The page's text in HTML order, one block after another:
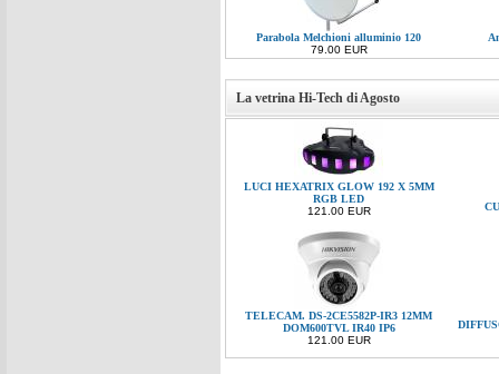
Parabola Melchioni alluminio 120
79.00 EUR
La vetrina Hi-Tech di Agosto
LUCI HEXATRIX GLOW 192 X 5MM
RGB LED
121.00 EUR
TELECAM. DS-2CE5582P-IR3 12MM
DOM600TVL IR40 IP6
121.00 EUR